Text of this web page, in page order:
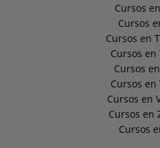
Cursos
Cursos
Cursos en
Cursos
Cursos
Cursos en
Cursos en
Cursos en
Cursos